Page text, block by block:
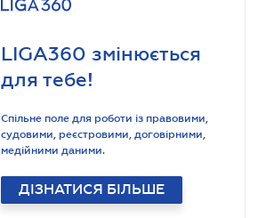
LIGA360 змінюється
для тебе!
Спільне поле для роботи із правовими,
судовими, реєстровими, договірними,
медійними даними.
ДІЗНАТИСЯ БІЛЬШЕ